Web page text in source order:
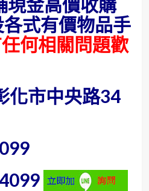
式有價物品手
何相關問題歡
化市中央路34